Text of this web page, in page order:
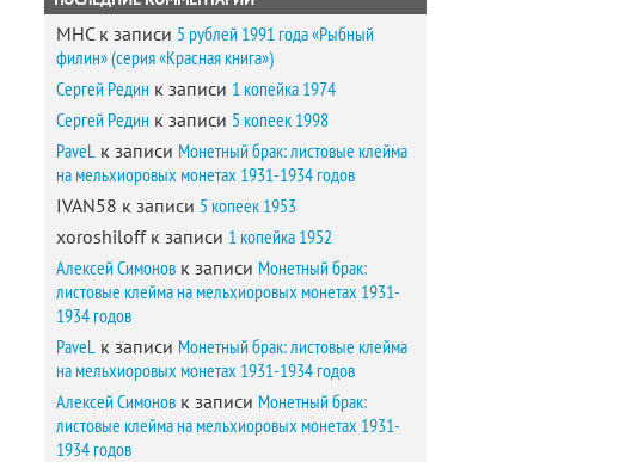
MHCк записи 5 рублей 1991 года «Рыбный
филин» (серия «Красная книга»)
Сергей Редин к записи 1 копейка 1974
Сергей Редин к записи 5 копеек 1998
PaveL к записи Монетный брак: листовые клейма
на мельхиоровых монетах 1931-1934 годов
IVAN58 к записи 5 копеек 1953
xoroshiloffк записи 1 копейка 1952
Алексей Симонов к записи Монетный брак:
листовые клейма на мельхиоровых монетах 1931-
1934 годов
PaveL к записи Монетный брак: листовые клейма
на мельхиоровых монетах 1931-1934 годов
Алексей Симонов к записи Монетный брак:
листовые клейма на мельхиоровых монетах 1931-
1934 годов